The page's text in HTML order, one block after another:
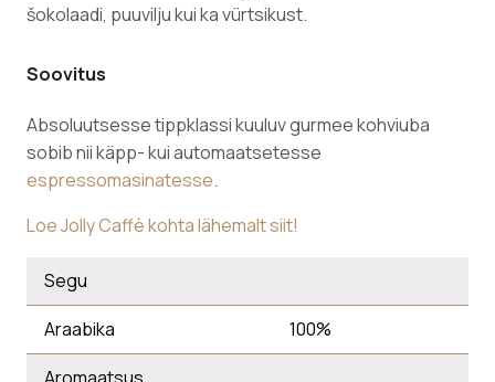
šokolaadi, puuvilju kui ka vürtsikust.
Soovitus
Absoluutsesse tippklassi kuuluv gurmee kohviuba
sobib nii käpp- kui automaatsetesse
espressomasinatesse.
Loe Jolly Caffè kohta lähemalt siit!
Segu
Araabika
100%
Aromaatsus